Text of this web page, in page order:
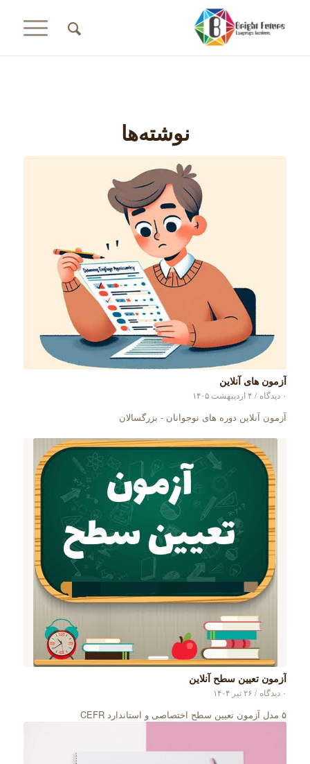
نوشته‌ها
آزمون های آنلاین
۰ دیدگاه / ۴ اردیبهشت ۱۴۰۵
آزمون آنلاین دوره های نوجوانان - بزرگسالان
آزمون تعیین سطح آنلاین
۰ دیدگاه / ۲۶ تیر ۱۴۰۴
۵ مدل آزمون تعیین سطح اختصاصی و استاندارد CEFR